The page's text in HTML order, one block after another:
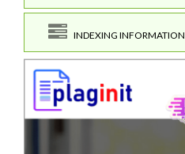
INDEXING INFORMATION